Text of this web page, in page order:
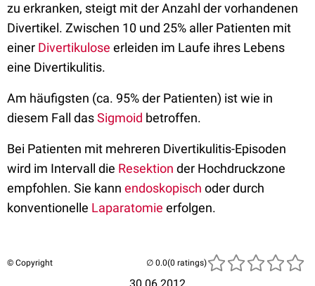
zu erkranken, steigt mit der Anzahl der vorhandenen
Divertikel. Zwischen 10 und 25% aller Patienten mit
einer Divertikulose erleiden im Laufe ihres Lebens
eine Divertikulitis.
Am häufigsten (ca. 95% der Patienten) ist wie in
diesem Fall dasSigmoid betroffen.
Bei Patienten mit mehreren Divertikulitis-Episoden
wird im Intervall die Resektion der Hochdruckzone
empfohlen. Sie kann endoskopisch oder durch
konventionelle Laparatomie erfolgen.
© Copyright (0 ratings)